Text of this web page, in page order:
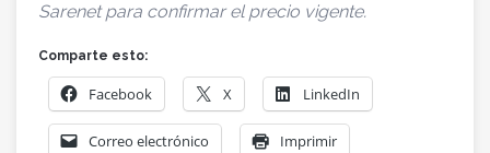
Sarenet para confirmar el precio vigente.
Comparte esto:
Facebook X LinkedIn
Correo electrónico Imprimir